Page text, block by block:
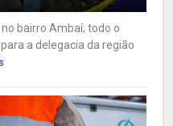
bairro Ambaí; todo o
a delegacia da região